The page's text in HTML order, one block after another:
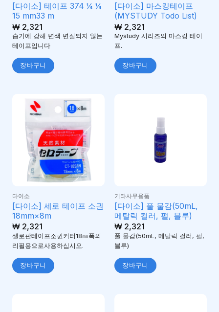
[다이소] 테이프 374 ¼ ¼
15 mm33 m
₩2,321
습기에 강해 변색 변질되지 않는
테이프입니다
장바구니
[다이소] 마스킹테이프
(MYSTUDY Todo List)
₩2,321
Mystudy 시리즈의 마스킹 테이
프.
장바구니
다이소
[다이소] 세로 테이프 소권
18mm×8m
₩2,321
셀로판테이프소권커터18㎜폭의
리필용으로사용하십시오.
장바구니
기타사무용품
[다이소] 풀 물감(50mL,
메탈릭 컬러, 펄, 블루)
₩2,321
풀 물감(50mL, 메탈릭 컬러, 펄,
블루)
장바구니